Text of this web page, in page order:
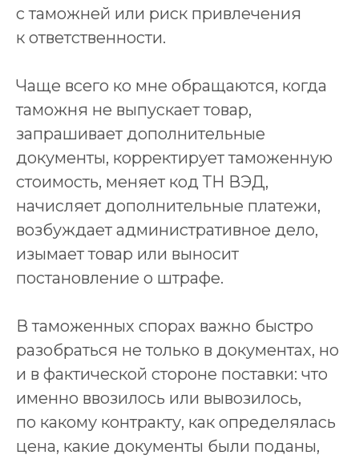
с таможней или риск привлечения
к ответственности.
Чаще всего ко мне обращаются, когда
таможня не выпускает товар,
запрашивает дополнительные
документы, корректирует таможенную
стоимость, меняет код ТН ВЭД,
начисляет дополнительные платежи,
возбуждает административное дело,
изымает товар или выносит
постановление о штрафе.
В таможенных спорах важно быстро
разобраться не только в документах, но
и в фактической стороне поставки: что
именно ввозилось или вывозилось,
по какому контракту, как определялась
цена, какие документы были поданы,